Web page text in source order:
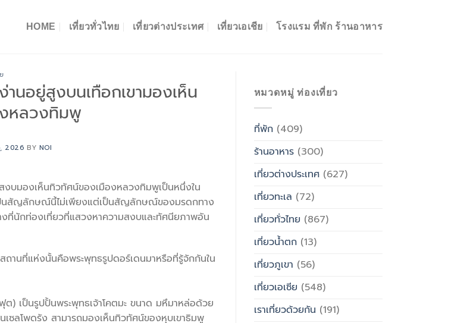
HOME เที่ยวทั่วไทย เที่ยวต่างประเทศ เที่ยวเอเชีย โรงแรม ที่พัก ร้านอาหาร
นอยู่สูงบนเทือกเขามองเห็น
หลวงทิมพู
2026 BY NOI
งบมองเห็นทิวทัศน์ของเมืองหลวงทิมพูเป็นหนึ่งใน
นสัญลักษณ์นี้ไม่เพียงแต่เป็นสัญลักษณ์ของมรดกทาง
นักท่องเที่ยวที่แสวงหาความสงบและทัศนียภาพอัน
านที่แห่งนั้นคือพระพุทธรูปดอร์เดนมาหรือที่รู้จักกันใน
) เป็นรูปปั้นพระพุทธเจ้าโคตมะ ขนาด มหึมาหล่อด้วย
ซลโพดรัง สามารถมองเห็นทิวทัศน์ของหุบเขาธิมพู
หมวดหมู่ ท่องเที่ยว
ที่พัก(409)
ร้านอาหาร(300)
เที่ยวต่างประเทศ(627)
เที่ยวทะเล (72)
เที่ยวทั่วไทย (867)
เที่ยวน้ำตก(13)
เที่ยวภูเขา (56)
เที่ยวเอเซีย (548)
เราเที่ยวด้วยกัน (191)